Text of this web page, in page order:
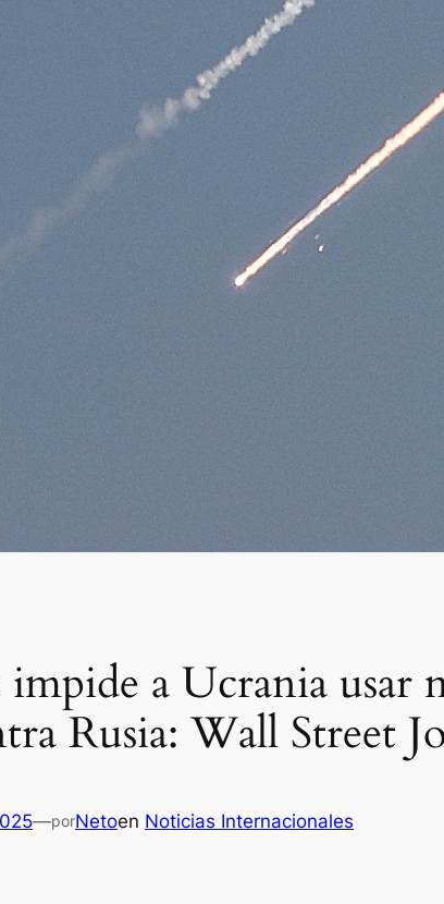
a Ucrania usar
Rusia: Wall Street
—porNetoen Noticias Internacionales